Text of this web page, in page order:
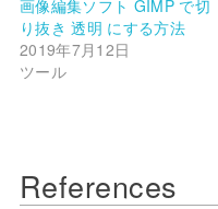
画像編集ソフト GIMP で切
り抜き 透明 にする方法
2019年7月12日
ツール
References